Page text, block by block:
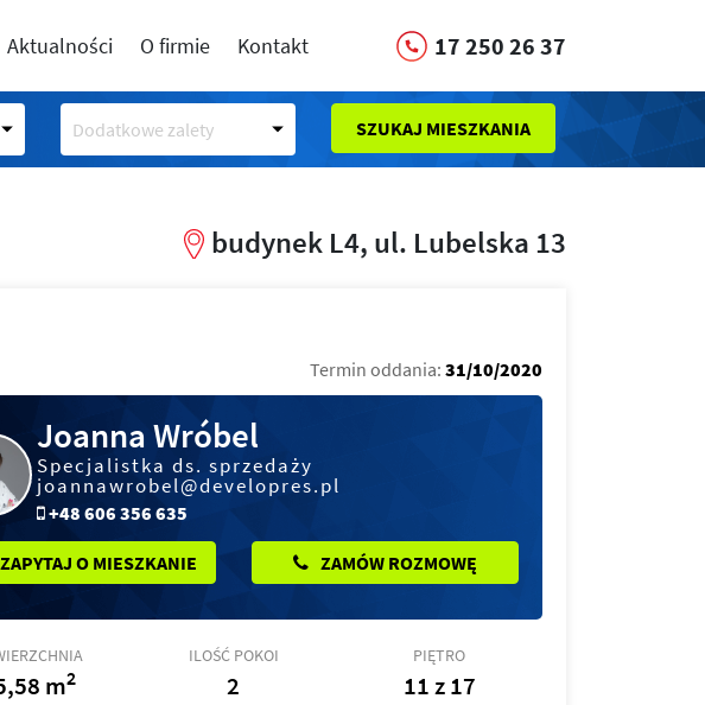
Aktualności O firmie Kontakt 17 250 26 37
Dodatkowe zalety SZUKAJ MIESZKANIA
budynek L4, ul. Lubelska 13
Termin oddania: 31/10/2020
Joanna Wróbel
Specjalistka ds. sprzedaży
joannawrobel@developres.pl
+48 606 356 635
ZAPYTAJ O MIESZKANIE ZAMÓW ROZMOWĘ
m2
ILOŚĆ POKOI
2
PIĘTRO
11 z 17